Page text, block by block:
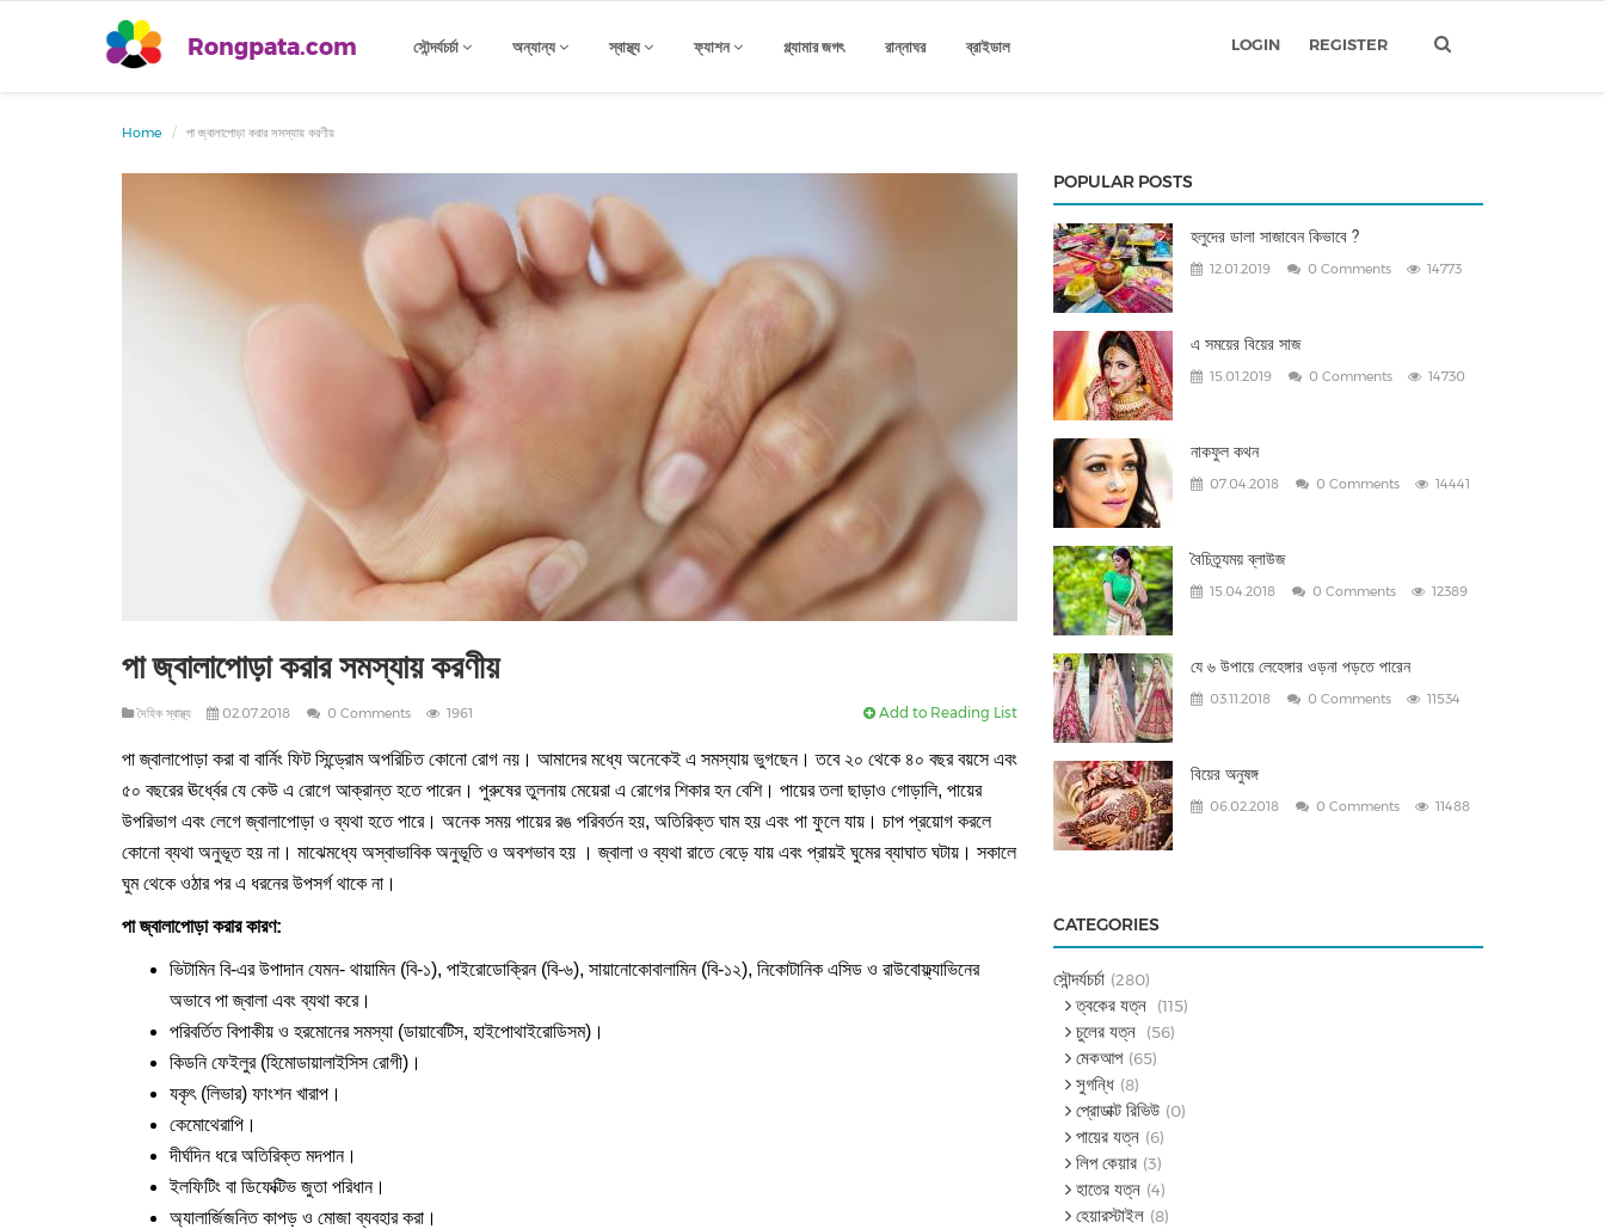
Rongpata.com সৌন্দর্যচর্চা অন্যান্য স্বাস্থ্য ফ্যাশন গ্ল্যামার জগৎ রান্নাঘর ব্রাইডাল LOGIN REGISTER
Home পা জ্বালাপোড়া করার সমস্যায় করণীয়
পা জ্বালাপোড়া করার সমস্যায় করণীয়
দৈহিক স্বাস্থ্য 02.07.2018 0 Comments 1961 Add to Reading List
পা জ্বালাপোড়া করা বা বার্নিং ফিট সিন্ড্রোম অপরিচিত কোনো রোগ নয়। আমাদের মধ্যে অনেকেই এ সমস্যায় ভুগছেন। তবে ২০ থেকে ৪০ বছর বয়সে এবং
৫০ বছরের ঊর্ধ্বের যে কেউ এ রোগে আক্রান্ত হতে পারেন। পুরুষের তুলনায় মেয়েরা এ রোগের শিকার হন বেশি। পায়ের তলা ছাড়াও গোড়ালি, পায়ের
উপরিভাগ এবং লেগে জ্বালাপোড়া ও ব্যথা হতে পারে। অনেক সময় পায়ের রঙ পরিবর্তন হয়, অতিরিক্ত ঘাম হয় এবং পা ফুলে যায়। চাপ প্রয়োগ করলে
কোনো ব্যথা অনুভূত হয় না। মাঝেমধ্যে অস্বাভাবিক অনুভূতি ও অবশভাব হয় । জ্বালা ও ব্যথা রাতে বেড়ে যায় এবং প্রায়ই ঘুমের ব্যাঘাত ঘটায়। সকালে
ঘুম থেকে ওঠার পর এ ধরনের উপসর্গ থাকে না।
পা জ্বালাপোড়া করার কারণ:
ভিটামিন বি-এর উপাদান যেমন- থায়ামিন (বি-১), পাইরোডোক্রিন (বি-৬), সায়ানোকোবালামিন (বি-১২), নিকোটানিক এসিড ও রাউবোফ্ল্যাভিনের
অভাবে পা জ্বালা এবং ব্যথা করে।
পরিবর্তিত বিপাকীয় ও হরমোনের সমস্যা (ডায়াবেটিস, হাইপোথাইরোডিসম)।
কিডনি ফেইলুর (হিমোডায়ালাইসিস রোগী)।
যকৃৎ (লিভার) ফাংশন খারাপ।
কেমোথেরাপি।
দীর্ঘদিন ধরে অতিরিক্ত মদপান।
ইলফিটিং বা ডিফেক্টিভ জুতা পরিধান।
অ্যালার্জিজনিত কাপড় ও মোজা ব্যবহার করা।
POPULAR POSTS
হলুদের ডালা সাজাবেন কিভাবে ?
12.01.2019 0 Comments 14773
এ সময়ের বিয়ের সাজ
15.01.2019 0 Comments 14730
নাকফুল কথন
07.04.2018 0 Comments 14441
বৈচিত্র্যময় ব্লাউজ
15.04.2018 0 Comments 12389
যে ৬ উপায়ে লেহেঙ্গার ওড়না পড়তে পারেন
03.11.2018 0 Comments 11534
বিয়ের অনুষঙ্গ
06.02.2018 0 Comments 11488
CATEGORIES
সৌন্দর্যচর্চা (280)
ত্বকের যত্ন (115)
চুলের যত্ন (56)
মেকআপ (65)
সুগন্ধি (8)
প্রোডাক্ট রিভিউ (0)
পায়ের যত্ন (6)
লিপ কেয়ার (3)
হাতের যত্ন (4)
হেয়ারস্টাইল (8)